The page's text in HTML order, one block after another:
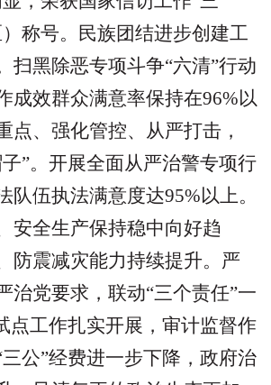
称号。民族团结进步创建工
扫黑除恶专项斗争“六清”行动
成效群众满意率保持在96%以
点、强化管控、从严打击，
”。开展全面从严治警专项行
队伍执法满意度达95%以上。
安全生产保持稳中向好趋
防震减灾能力持续提升。严
治党要求，联动“三个责任”一
点工作扎实开展，审计监督作
三公”经费进一步下降，政府治